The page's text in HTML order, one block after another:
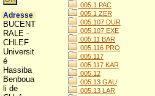
005.1 PAC
005.1 ZER
005.107 DUR
005.107 EXE
005.11 BAR
005.116 PRO
005.117
005.117 KAR
005.12
005.13 GAU
005.13 LAR
Adresse
BUCENT
RALE -
CHLEF
Universit
é
Hassiba
Benboua
li de